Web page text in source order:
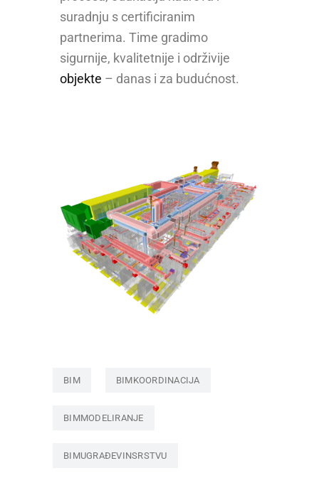
suradnju s certificiranim
partnerima. Time gradimo
sigurnije, kvalitetnije i održivije
objekte – danas i za budućnost.
BIM BIMKOORDINACIJA
BIMMODELIRANJE
BIMUGRAĐEVINSRSTVU